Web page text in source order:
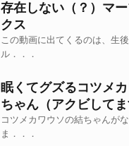
存在しない（？）マ
クス
この動画に出てくるのは、生
ル．．．
眠くてグズるコツメ
ちゃん（アクビしてま
コツメカワウソの結ちゃんが
ま．．．